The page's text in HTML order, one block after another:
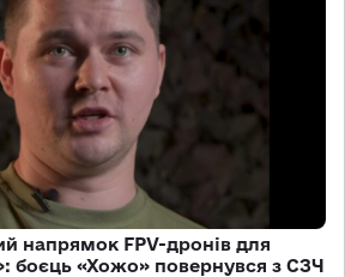
напрямок FPV-дронів для
боєць «Хожо» повернувся з СЗЧ